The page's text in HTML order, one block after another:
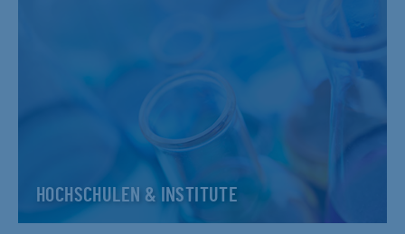
HOCHSCHULEN & INSTITUTE